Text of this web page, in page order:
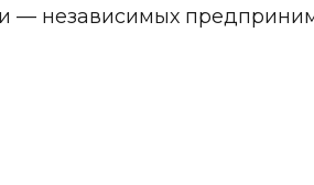
— независимых